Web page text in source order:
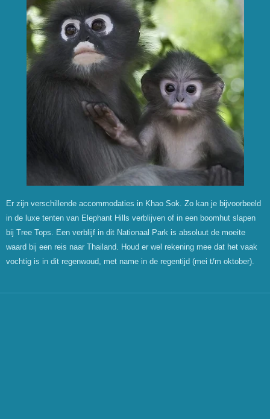
Er zijn verschillende accommodaties in Khao Sok. Zo kan je bijvoorbeeld
in de luxe tenten van Elephant Hills verblijven of in een boomhut slapen
bij Tree Tops. Een verblijf in dit Nationaal Park is absoluut de moeite
waard bij een reis naar Thailand. Houd er wel rekening mee dat het vaak
vochtig is in dit regenwoud, met name in de regentijd (mei t/m oktober).